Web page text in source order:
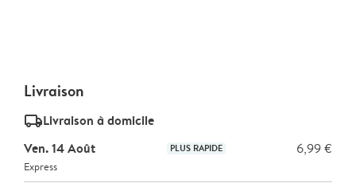
Livraison
delivery_standard_v2Livraison à domicile
Ven. 14 Août
PLUS RAPIDE 6,99 €
Express